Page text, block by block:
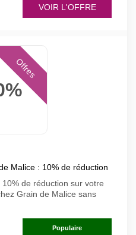
VOIR L'OFFRE
Offres
Malice : 10% de réduction
de réduction sur votre
Grain de Malice sans
Populaire